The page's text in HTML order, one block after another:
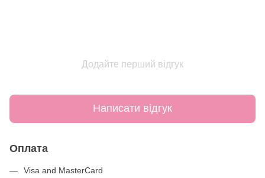
Додайте перший відгук
Написати відгук
Оплата
Visa and MasterCard